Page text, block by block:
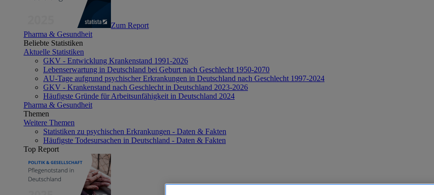
Zum Report
Pharma & Gesundheit
Beliebte Statistiken
Aktuelle Statistiken
GKV - Entwicklung Krankenstand 1991-2026
Lebenserwartung in Deutschland bei Geburt nach Geschlecht 1950-2070
AU-Tage aufgrund psychischer Erkrankungen in Deutschland nach Geschlecht 1997-2024
GKV - Krankenstand nach Geschlecht in Deutschland 2023-2026
Häufigste Gründe für Arbeitsunfähigkeit in Deutschland 2024
Pharma & Gesundheit
Themen
Weitere Themen
Statistiken zu psychischen Erkrankungen - Daten & Fakten
Häufigste Todesursachen in Deutschland - Daten & Fakten
Top Report